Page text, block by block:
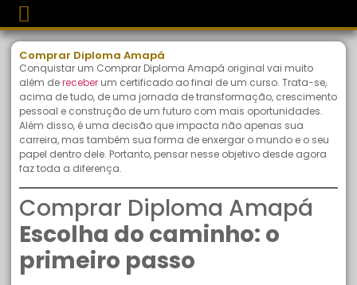
Comprar Diploma Amapá
Conquistar um Comprar Diploma Amapá original vai muito
além dereceber um certificado ao final de um curso. Trata-se,
acima de tudo, de uma jornada de transformação, crescimento
pessoal e construção de um futuro com mais oportunidades.
Além disso, é uma decisão que impacta não apenas sua
carreira, mas também sua forma de enxergar o mundo e o seu
papel dentro dele. Portanto, pensar nesse objetivo desde agora
faz toda a diferença.
Comprar Diploma Amapá
Escolha do caminho: o
primeiro passo